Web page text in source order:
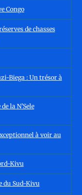
Congo
de chasses
Biega : Un trésor à
la N’Sele
à voir au
Kivu
du Sud-Kivu